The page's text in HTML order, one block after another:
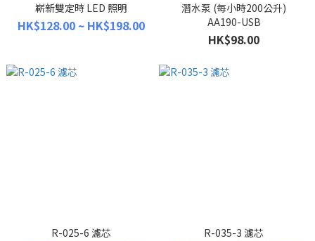
嶄新雙定時 LED 照明
HK$128.00 ~ HK$198.00
潛水泵 (每小時200公升)
AA190-USB
HK$98.00
R-025-6 濾芯 R-035-3 濾芯